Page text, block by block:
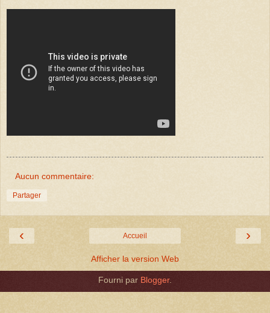
Aucun commentaire:
Partager
‹ ›
Accueil
Afficher la version Web
Fourni par Blogger.